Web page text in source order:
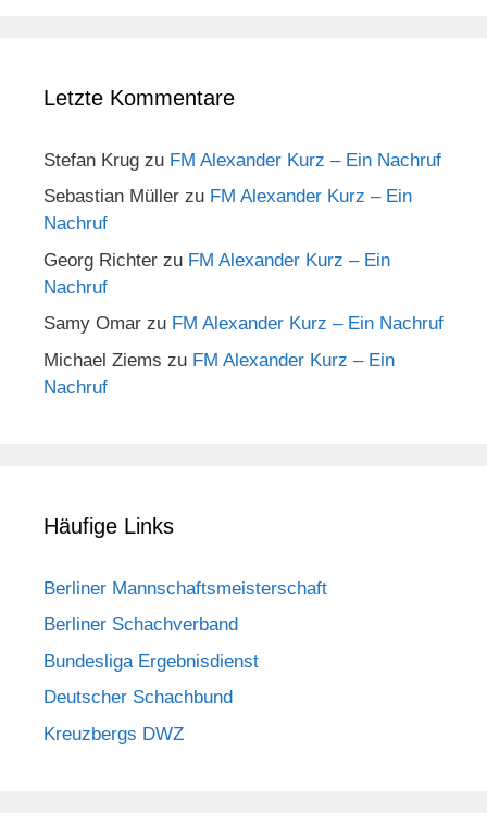
Letzte Kommentare
Stefan Krug zu FM Alexander Kurz – Ein Nachruf
Sebastian Müller zu FM Alexander Kurz – Ein
Nachruf
Georg Richter zu FM Alexander Kurz – Ein
Nachruf
Samy Omar zu FM Alexander Kurz – Ein Nachruf
Michael Ziems zu FM Alexander Kurz – Ein
Nachruf
Häufige Links
Berliner Mannschaftsmeisterschaft
Berliner Schachverband
Bundesliga Ergebnisdienst
Deutscher Schachbund
Kreuzbergs DWZ